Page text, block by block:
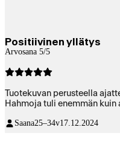
Positiivinen yllätys
Arvosana 5/5
Tuotekuvan perusteella
Hahmoja tuli enemmän
Saana25–34v17.12.2024